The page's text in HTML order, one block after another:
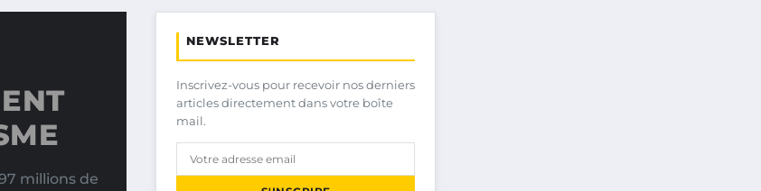
millions de
NEWSLETTER
Inscrivez-vous pour recevoir nos derniers
articles directement dans votre boîte
mail.